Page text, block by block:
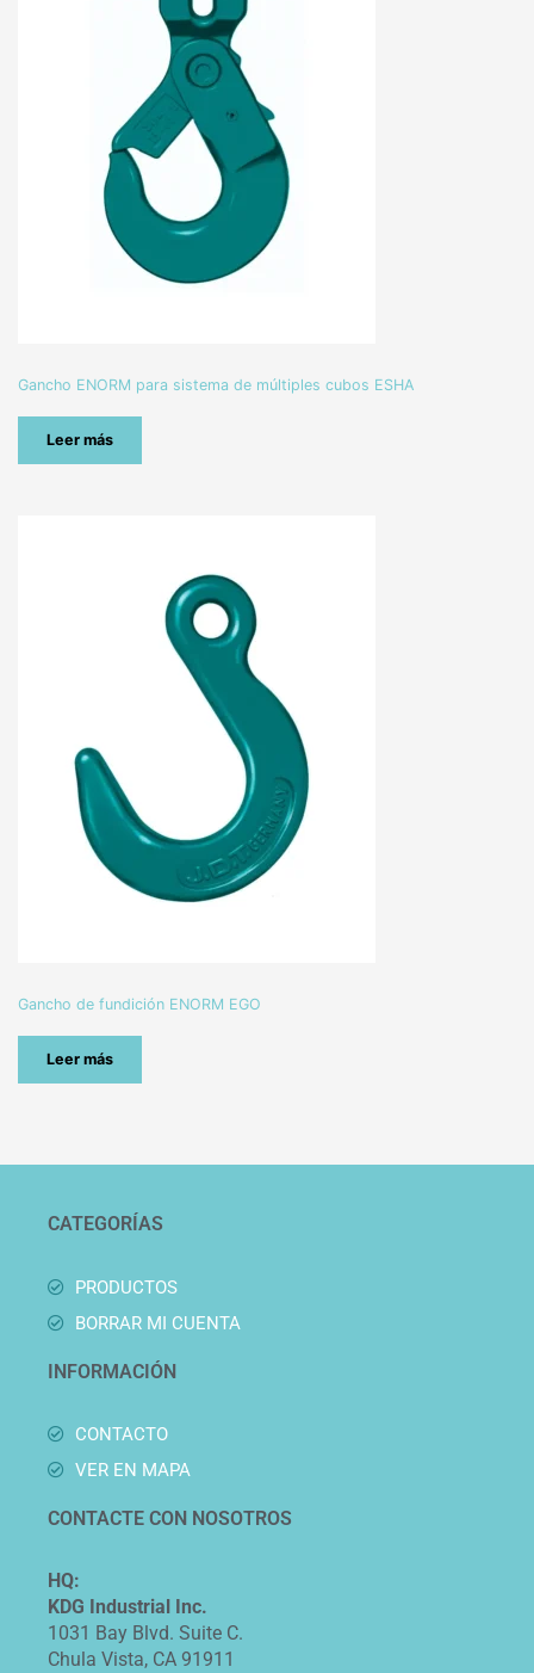
Gancho ENORM para sistema de múltiples cubos ESHA
Leer más
Gancho de fundición ENORM EGO
Leer más
CATEGORÍAS
PRODUCTOS
BORRAR MI CUENTA
INFORMACIÓN
CONTACTO
VER EN MAPA
CONTACTE CON NOSOTROS
HQ:
KDG Industrial Inc.
1031 Bay Blvd. Suite C.
Chula Vista, CA 91911